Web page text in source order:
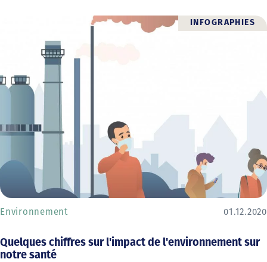
Quelques chiffres sur l'impact de l'environnement sur
notre santé
INFOGRAPHIES
Environnement 01.12.2020